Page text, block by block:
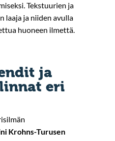
Tekstuurien ja
laaja ja niiden avulla
huoneen ilmettä.
ja
eri
Krohns-Turusen